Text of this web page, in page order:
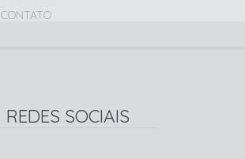
CONTATO
REDES SOCIAIS